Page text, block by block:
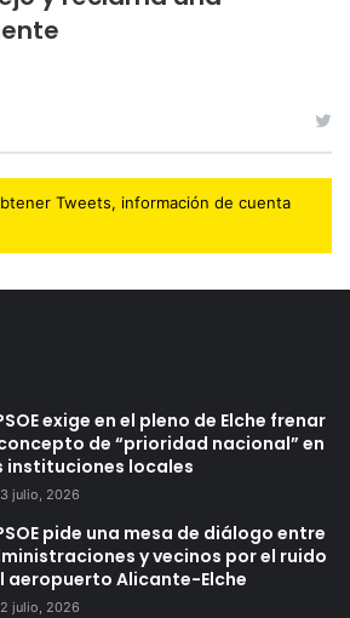
Tweets, información de cuenta
exige en el pleno de Elche frenar
de “prioridad nacional” en
instituciones locales
julio, 2026
pide una mesa de diálogo entre
y vecinos por el ruido
aeropuerto Alicante-Elche
julio, 2026